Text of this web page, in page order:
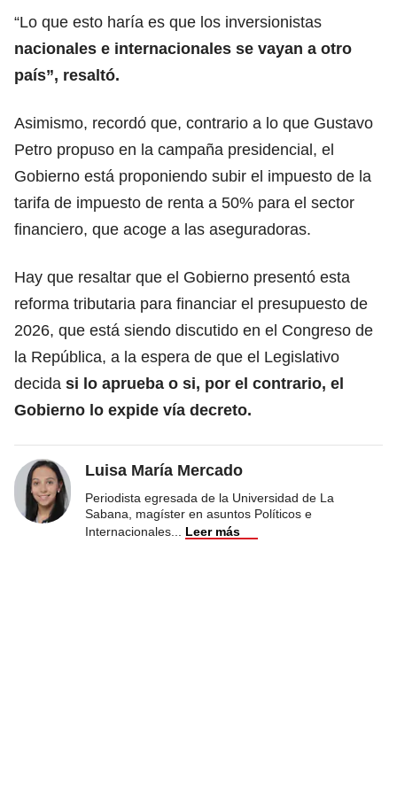
“Lo que esto haría es que los inversionistas
nacionales e internacionales se vayan a otro
país”, resaltó.
Asimismo, recordó que, contrario a lo que Gustavo
Petro propuso en la campaña presidencial, el
Gobierno está proponiendo subir el impuesto de la
tarifa de impuesto de renta a 50% para el sector
financiero, que acoge a las aseguradoras.
Hay que resaltar que el Gobierno presentó esta
reforma tributaria para financiar el presupuesto de
2026, que está siendo discutido en el Congreso de
la República, a la espera de que el Legislativo
decida si lo aprueba o si, por el contrario, el
Gobierno lo expide vía decreto.
Luisa María Mercado
Periodista egresada de la Universidad de La
Sabana, magíster en asuntos Políticos e
Internacionales
Leer más